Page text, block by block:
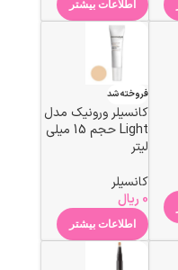
اطلاعات بیشتر
فروخته شد
کانسیلر ورونیک مدل
Light حجم 15 میلی
لیتر
کانسیلر
0 ریال
اطلاعات بیشتر